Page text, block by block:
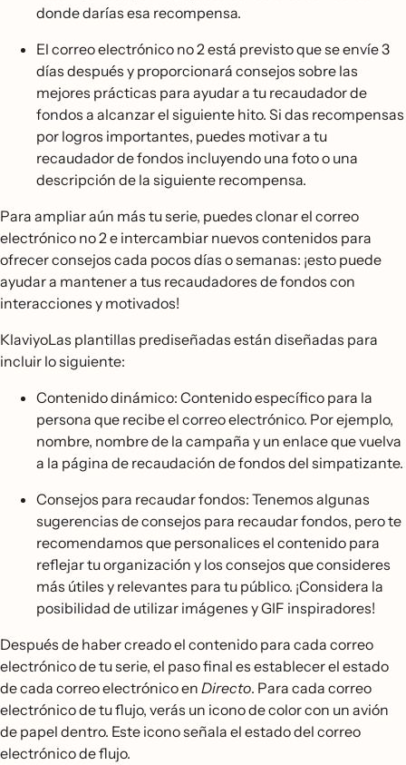
donde darías esa recompensa.
El correo electrónico no 2 está previsto que se envíe 3
días después y proporcionará consejos sobre las
mejores prácticas para ayudar a tu recaudador de
fondos a alcanzar el siguiente hito. Si das recompensas
por logros importantes, puedes motivar a tu
recaudador de fondos incluyendo una foto o una
descripción de la siguiente recompensa.
Para ampliar aún más tu serie, puedes clonar el correo
electrónico no 2 e intercambiar nuevos contenidos para
ofrecer consejos cada pocos días o semanas: ¡esto puede
ayudar a mantener a tus recaudadores de fondos con
interacciones y motivados!
KlaviyoLas plantillas prediseñadas están diseñadas para
incluir lo siguiente:
Contenido dinámico: Contenido específico para la
persona que recibe el correo electrónico. Por ejemplo,
nombre, nombre de la campaña y un enlace que vuelva
a la página de recaudación de fondos del simpatizante.
Consejos para recaudar fondos: Tenemos algunas
sugerencias de consejos para recaudar fondos, pero te
recomendamos que personalices el contenido para
reflejar tu organización y los consejos que consideres
más útiles y relevantes para tu público. ¡Considera la
posibilidad de utilizar imágenes y GIF inspiradores!
Después de haber creado el contenido para cada correo
electrónico de tu serie, el paso final es establecer el estado
de cada correo electrónico en Directo. Para cada correo
electrónico de tu flujo, verás un icono de color con un avión
de papel dentro. Este icono señala el estado del correo
electrónico de flujo.